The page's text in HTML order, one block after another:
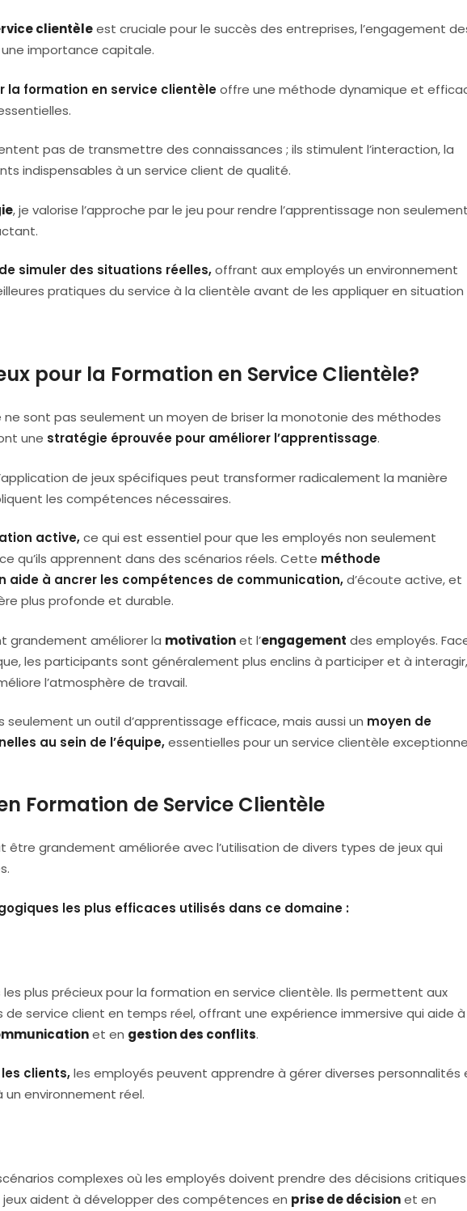
clientèleest cruciale pour le succès des entreprises, l’engagement
importance capitale.
la formation en service clientèleoffre une méthode dynamique et
pas de transmettre des connaissances ; ils stimulent l’interaction, la
indispensables à un service client de qualité.
, je valorise l’approche par le jeu pour rendre l’apprentissage non seulement
simuler des situations réelles,offrant aux employés un environnement
pratiques du service à la clientèle avant de les appliquer en situation
pour la Formation en Service Clientèle?
ne sont pas seulement un moyen de briser la monotonie des méthodes
une stratégie éprouvée pour améliorer l’apprentissage.
de jeux spécifiques peut transformer radicalement la manière
les compétences nécessaires.
active,ce qui est essentiel pour que les employés non seulement
qu’ils apprennent dans des scénarios réels. Cette méthode
aide à ancrer les compétences de communication,d’écoute active, et
plus profonde et durable.
grandement améliorer la motivationet l’engagement des employés.
les participants sont généralement plus enclins à participer et à interagir,
l’atmosphère de travail.
seulement un outil d’apprentissage efficace, mais aussi un moyen de
au sein de l’équipe,essentielles pour un service clientèle
Formation de Service Clientèle
grandement améliorée avec l’utilisation de divers types de jeux qui
les plus efficaces utilisés dans ce domaine :
plus précieux pour la formation en service clientèle. Ils permettent aux
service client en temps réel, offrant une expérience immersive qui aide à
et en gestion des conflits.
clients,les employés peuvent apprendre à gérer diverses personnalités
un environnement réel.
complexes où les employés doivent prendre des décisions critiques
aident à développer des compétences en prise de décisionet en